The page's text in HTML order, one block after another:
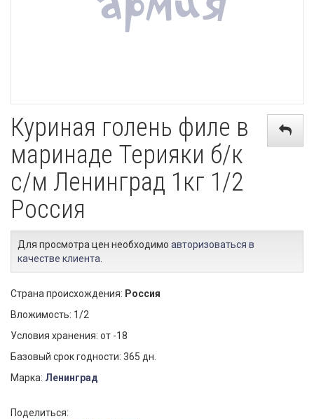
Куриная голень филе в
маринаде Терияки б/к
с/м Ленинград 1кг 1/2
Россия
Для просмотра цен необходимо авторизоваться в
качестве клиента
Страна происхождения: Россия
Вложимость: 1/2
Условия хранения: от -18
Базовый срок годности: 365 дн.
Марка: Ленинград
Поделиться: